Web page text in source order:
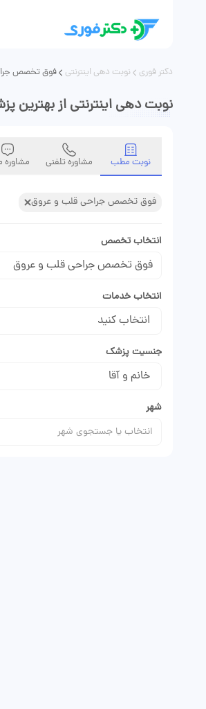
دکتر فوری نوبت دهی اینترنتی فوق تخصص
نوبت دهی اینترنتی از
نوبت مطب مشاوره تلفنی مشاوره
فوق تخصص جراحی قلب و عروق
انتخاب تخصص
انتخاب خدمات
جنسیت پزشک
شهر